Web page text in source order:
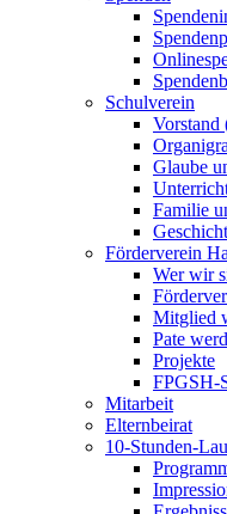
Schulverein
Glaube
Familie
Förderverein
Wer wir
Mitglied
Pate
Projekte
FPGSH-
Mitarbeit
Elternbeirat
10-Stunden-